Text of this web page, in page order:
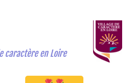
caractère en Loire